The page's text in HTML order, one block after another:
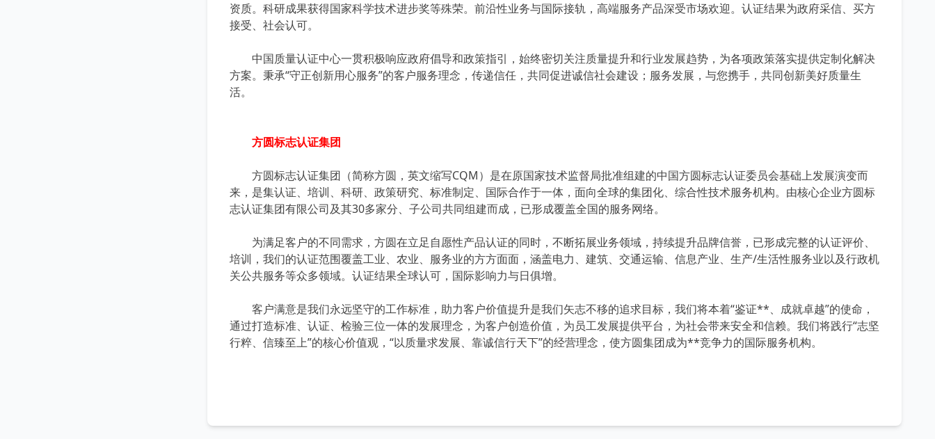
资质。科研成果获得国家科学技术进步奖等殊荣。前沿性业务与国际接轨，高端服务产品深受市场欢迎。认证结果为政府采信、买方
接受、社会认可。
中国质量认证中心一贯积极响应政府倡导和政策指引，始终密切关注质量提升和行业发展趋势，为各项政策落实提供定制化解决
方案。秉承“守正创新用心服务”的客户服务理念，传递信任，共同促进诚信社会建设；服务发展，与您携手，共同创新美好质量生
活。
方圆标志认证集团
方圆标志认证集团（简称方圆，英文缩写CQM）是在原国家技术监督局批准组建的中国方圆标志认证委员会基础上发展演变而
来，是集认证、培训、科研、政策研究、标准制定、国际合作于一体，面向全球的集团化、综合性技术服务机构。由核心企业方圆标
志认证集团有限公司及其30多家分、子公司共同组建而成，已形成覆盖全国的服务网络。
为满足客户的不同需求，方圆在立足自愿性产品认证的同时，不断拓展业务领域，持续提升品牌信誉，已形成完整的认证评价、
培训，我们的认证范围覆盖工业、农业、服务业的方方面面，涵盖电力、建筑、交通运输、信息产业、生产/生活性服务业以及行政机
关公共服务等众多领域。认证结果全球认可，国际影响力与日俱增。
客户满意是我们永远坚守的工作标准，助力客户价值提升是我们矢志不移的追求目标，我们将本着“鉴证**、成就卓越”的使命，
通过打造标准、认证、检验三位一体的发展理念，为客户创造价值，为员工发展提供平台，为社会带来安全和信赖。我们将践行“志坚
行粹、信臻至上”的核心价值观，“以质量求发展、靠诚信行天下”的经营理念，使方圆集团成为**竞争力的国际服务机构。